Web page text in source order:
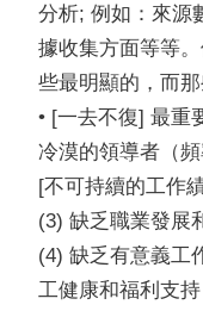
分析; 例如：來源
據收集方面等等
些最明顯的，而
• [一去不復] 最重
冷漠的領導者（
[不可持續的工作
(3) 缺乏職業發展
(4) 缺乏有意義工
工健康和福利支